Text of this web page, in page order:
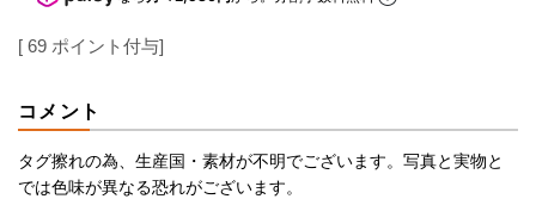
[ 69 ポイント付与]
コメント
タグ擦れの為、生産国・素材が不明でございます。写真と実物と
では色味が異なる恐れがございます。